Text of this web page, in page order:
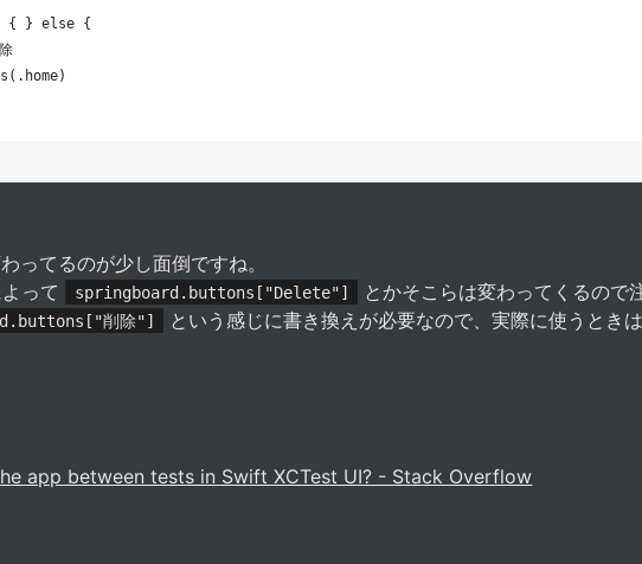
{ } else {
ってるのが少し面倒ですね。
って
springboard.buttons["Delete"]
とかそこらは変わってくるので
削除"]
という感じに書き換えが必要なので、実際に使うとき
app between tests in Swift XCTest UI? - Stack Overflow